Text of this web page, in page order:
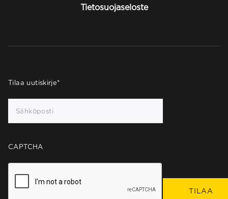
Tietosuojaseloste
Tilaa uutiskirje*
CAPTCHA